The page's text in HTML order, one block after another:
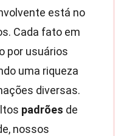
está no
Cada fato em
por usuários
uma riqueza
diversas.
padrões de
nossos